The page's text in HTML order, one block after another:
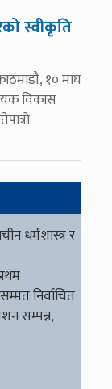
स्वीकृति
१० माघ
विकास
धर्मशास्त्र र
निर्वाचित
सम्पन्न,